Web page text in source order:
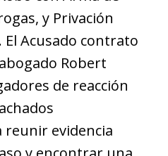
y Privación
Acusado contrato
Robert
de reacción
evidencia